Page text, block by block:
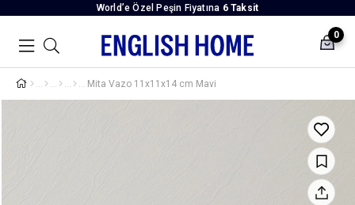
World’e Özel Peşin Fiyatına 6 Taksit
0
Mita Vazo 11x11x14 cm Mavi